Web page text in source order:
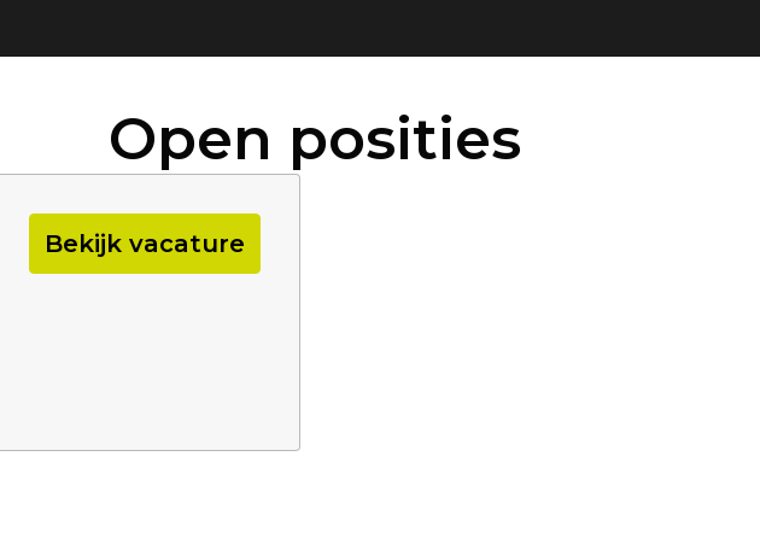
Open posities
Bekijk vacature